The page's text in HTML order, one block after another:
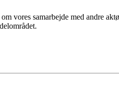
vores samarbejde med andre